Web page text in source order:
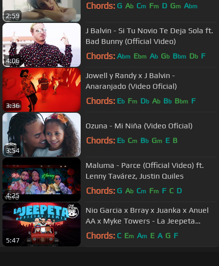
2:59
Chords: G Ab Cm Fm D Gm Abm
4:06
J Balvin - Si Tu Novio Te Deja Sola ft.
Bad Bunny (Official Video)
Chords: Abm Ebm Ab Gb Bbm Db F
3:36
Jowell y Randy x J Balvin -
Anaranjado (Video Oficial)
Chords: Eb Fm Db Ab Bb Bbm F
3:54
Ozuna - Mi Niña (Video Oficial)
Chords: Eb Cm Bb Gm E B
4:25
Maluma - Parce (Official Video) ft.
Lenny Tavárez, Justin Quiles
Chords: G Ab Cm Fm F C D
5:47
Nio Garcia x Brray x Juanka x Anuel
AA x Myke Towers - La Jeepeta
Remix (Lyric Video)
Chords: C Em Am E A G F